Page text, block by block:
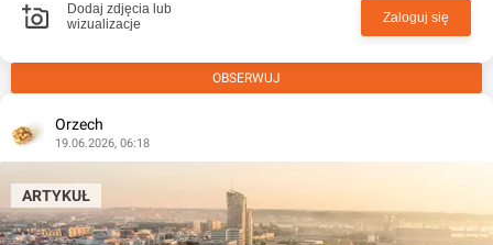
Dodaj zdjęcia lub
wizualizacje
Zaloguj się
OBSERWUJ
Orzech
19.06.2026, 06:18
ARTYKUŁ